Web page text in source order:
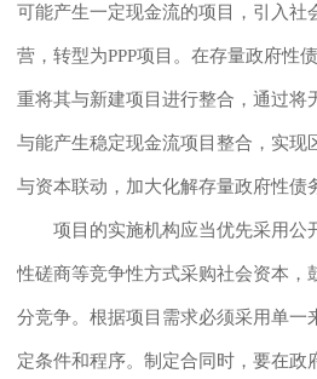
可能产生一定现金流的项目，引入社
营，转型为PPP项目。在存量政府性
重将其与新建项目进行整合，通过将
与能产生稳定现金流项目整合，实现
与资本联动，加大化解存量政府性债
项目的实施机构应当优先采用公
性磋商等竞争性方式采购社会资本，
分竞争。根据项目需求必须采用单一
定条件和程序。制定合同时，要在政